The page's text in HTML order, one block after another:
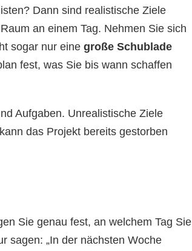
Dann sind realistische Ziele
an einem Tag. Nehmen Sie sich
sogar nur eine große Schublade
fest, was Sie bis wann schaffen
Aufgaben. Unrealistische Ziele
das Projekt bereits gestorben
Sie genau fest, an welchem Tag Sie
sagen: „In der nächsten Woche